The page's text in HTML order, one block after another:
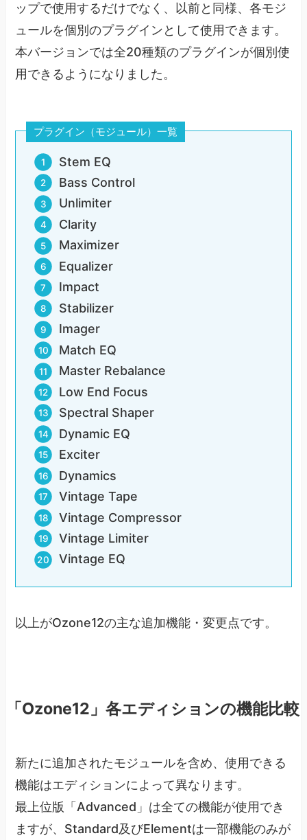
ップで使用するだけでなく、以前と同様、各モジ
ュールを個別のプラグインとして使用できます。
本バージョンでは全20種類のプラグインが個別使
用できるようになりました。
プラグイン（モジュール）一覧
Stem EQ
Bass Control
Unlimiter
Clarity
Maximizer
Equalizer
Impact
Stabilizer
Imager
Match EQ
Master Rebalance
Low End Focus
Spectral Shaper
Dynamic EQ
Exciter
Dynamics
Vintage Tape
Vintage Compressor
Vintage Limiter
Vintage EQ
以上がOzone12の主な追加機能・変更点です。
「Ozone12」各エディションの機能比較
新たに追加されたモジュールを含め、使用できる
機能はエディションによって異なります。
最上位版「Advanced」は全ての機能が使用でき
ますが、Standard及びElementは一部機能のみが